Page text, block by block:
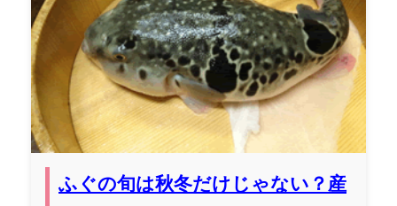
ふぐの旬は秋冬だけじゃない？産